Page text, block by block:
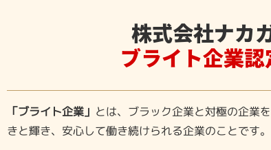
株式会社ナカ
ブライト企業認
「ブライト企業」 とは、ブラック企業と対極の企業
きと輝き、安心して働き続けられる企業のことです。